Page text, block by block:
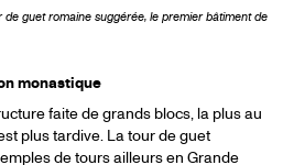
guet romaine suggérée, le premier bâtiment de
monastique
faite de grands blocs, la plus au
plus tardive. La tour de guet
de tours ailleurs en Grande